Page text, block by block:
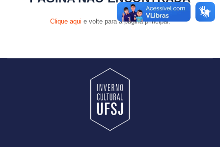
Clique aqui e volte para a página principal.